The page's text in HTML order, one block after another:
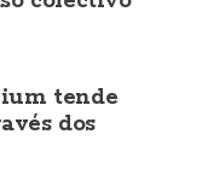
tende
dos